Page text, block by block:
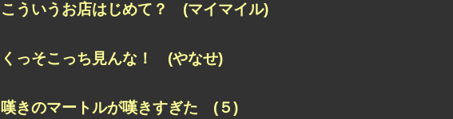
こういうお店はじめて？ (マイマイル)
くっそこっち見んな！ (やなせ)
嘆きのマートルが嘆きすぎた (５)